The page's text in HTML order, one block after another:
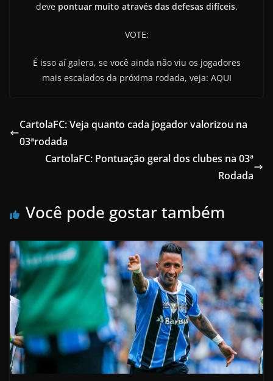
devepontuar muito através das defesas difíceis.
VOTE:
É isso aí galera, se você ainda não viu os jogadores
mais escalados da próxima rodada, veja: AQUI
CartolaFC: Veja quanto cada jogador valorizou na
03ªrodada
CartolaFC: Pontuação geral dos clubes na 03ª
Rodada
Você pode gostar também